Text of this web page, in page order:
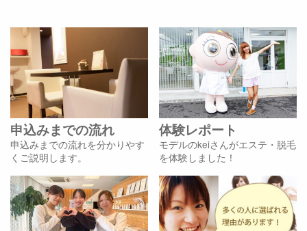
申込みまでの流れ
申込みまでの流れを分かりやす
くご説明します。
体験レポート
モデルのkeiさんがエステ・脱毛
を体験しました！